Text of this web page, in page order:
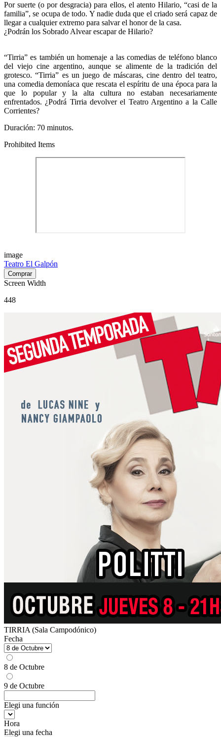
Por suerte (o por desgracia) para ellos, el atento Hilario, “casi de la
familia”, se ocupa de todo. Y nadie duda que el criado será capaz de
llegar a cualquier extremo para salvar el honor de la casa.
¿Podrán los Sobrado Alvear escapar de Hilario?
“Tirria” es también un homenaje a las comedias de teléfono blanco
del viejo cine argentino, aunque se alimente de la tradición del
grotesco. “Tirria” es un juego de máscaras, cine dentro del teatro,
una comedia demoníaca que rescata el espíritu de una época para la
que lo popular y la alta cultura no estaban necesariamente
enfrentados. ¿Podrá Tirria devolver el Teatro Argentino a la Calle
Corrientes?
Duración: 70 minutos.
Prohibited Items
image
Teatro El Galpón
Screen Width
448
TIRRIA (Sala Campodónico)
Fecha
8 de Octubre
9 de Octubre
Elegi una función
Hora
Elegi una fecha